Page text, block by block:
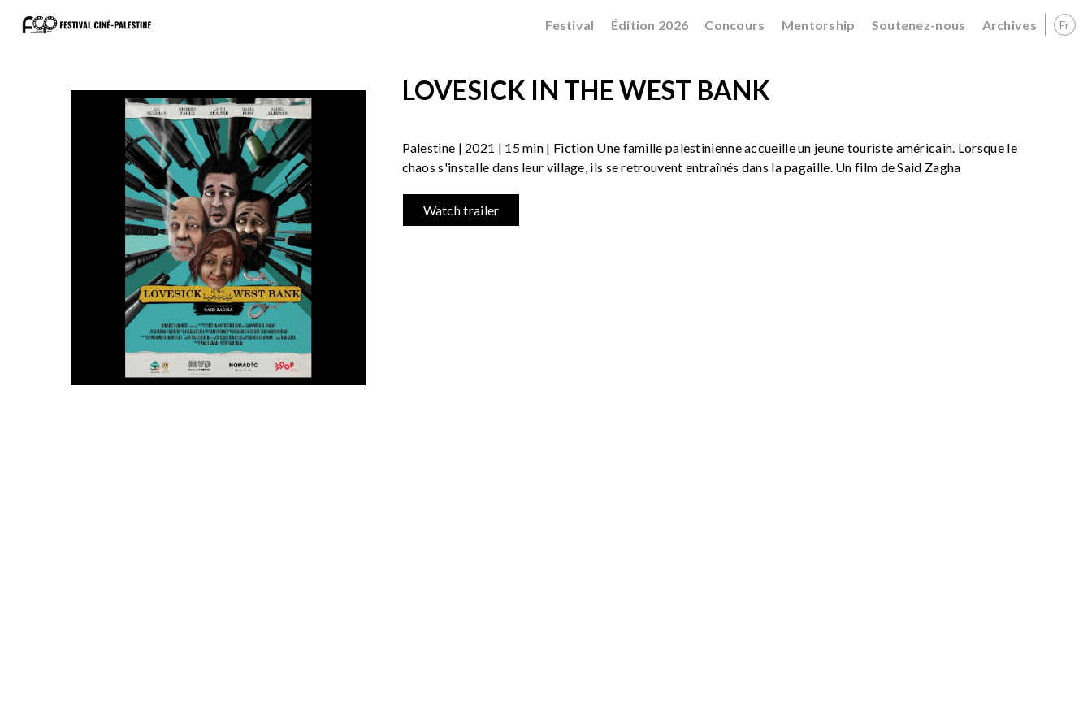
Festival Édition 2026 Concours Mentorship Soutenez-nous Archives Fr
LOVESICK IN THE WEST BANK
Palestine | 2021 | 15 min | Fiction Une famille palestinienne accueille un jeune touriste américain. Lorsque le
chaos s'installe dans leur village, ils se retrouvent entraînés dans la pagaille. Un film de Said Zagha
Watch trailer